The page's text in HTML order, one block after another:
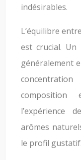
indésirables.
L’équilibre
est crucial.
généralement
l’expérience
arômes
le profil gustatif.